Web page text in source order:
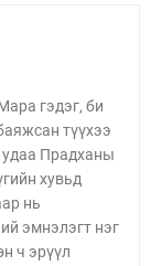
гэдэг, би
түүхээ
удаа Прадханы
хувьд
нь
эмнэлэгт нэг
ч эрүүл